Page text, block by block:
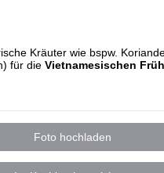
Kräuter wie bspw.
für die Vietnamesischen
Foto hochladen